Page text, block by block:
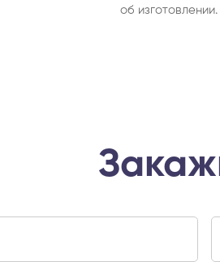
об изготовлении.